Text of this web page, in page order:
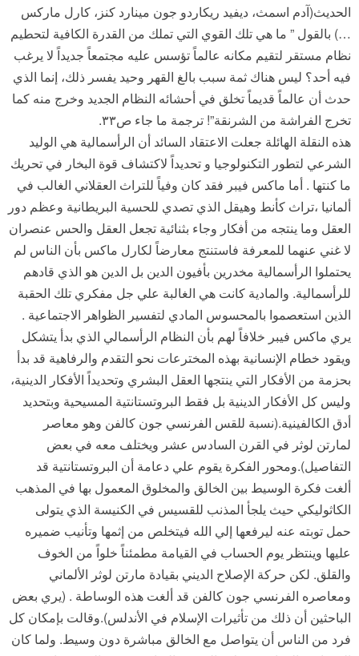
الحديث(آدم اسمث، ديفيد ريكاردو جون مينارد كنز، كارل ماركس
…) بالقول ” ما هي تلك القوي التي تملك من القدرة الكافية لتحطيم
نظام مستقر لتقيم مكانه عالماً تؤسس عليه مجتمعاً جديداً لا يرغب
فيه أحد؟ ليس هناك ثمة سبب بالغ القهر وحيد يفسر ذلك، إنما الذي
حدث أن عالماً قديماً تخلق في أحشائه النظام الجديد وخرج منه كما
تخرج الفراشة من الشرنقة”! ترجمة ما جاء ص٣٣.
هذه النقلة الهائلة جعلت الاعتقاد السائد أن الرأسمالية هي الوليد
الشرعي لتطور التكنولوجيا و تحديداً لاكتشاف قوة البخار في تحريك
ما كنتها . أما ماكس فيبر فقد كان وفياً للتراث العقلاني الغالب في
ألمانيا ،تراث كأنط وهيقل الذي تصدي للحسية البريطانية وعظم دور
العقل وما ينتجه من أفكار وجاء بثنائية تجعل العقل والحس عنصران
لا غني عنهما للمعرفة فاستنتج معارضاً لكارل ماكس بأن الناس لم
يحتملوا الرأسمالية مخدرين بأفيون الدين بل الدين هو الذي قادهم
للرأسمالية. والمادية كانت هي الغالبة علي جل مفكري تلك الحقبة
الذين استعصموا بالمحسوس المادي لتفسير الظواهر الاجتماعية .
يري ماكس فيبر خلافاً لهم بأن النظام الرأسمالي الذي بدأ يتشكل
ويقود خطام الإنسانية بهذه المخترعات نحو التقدم والرفاهية قد بدأ
بحزمة من الأفكار التي ينتجها العقل البشري وتحديداً الأفكار الدينية،
وليس كل الأفكار الدينية بل فقط البروتستانتية المسيحية وبتحديد
أدق الكالفينية.(نسبة للقس الفرنسي جون كالفن وهو معاصر
لمارتن لوثر في القرن السادس عشر ويختلف معه في بعض
التفاصيل).ومحور الفكرة يقوم علي دعامة أن البروتستانتية قد
ألغت فكرة الوسيط بين الخالق والمخلوق المعمول بها في المذهب
الكاثوليكي حيث يلجأ المذنب للقسيس في الكنيسة الذي يتولى
حمل توبته عنه ليرفعها إلي الله فيتخلص من إثمها وتأنيب ضميره
عليها وينتظر يوم الحساب في القيامة مطمئناً خلواً من الخوف
والقلق. لكن حركة الإصلاح الديني بقيادة مارتن لوثر الألماني
ومعاصره الفرنسي جون كالفن قد ألغت هذه الوساطة . (يري بعض
الباحثين أن ذلك من تأثيرات الإسلام في الأندلس).وقالت بإمكان كل
فرد من الناس أن يتواصل مع الخالق مباشرة دون وسيط. ولما كان